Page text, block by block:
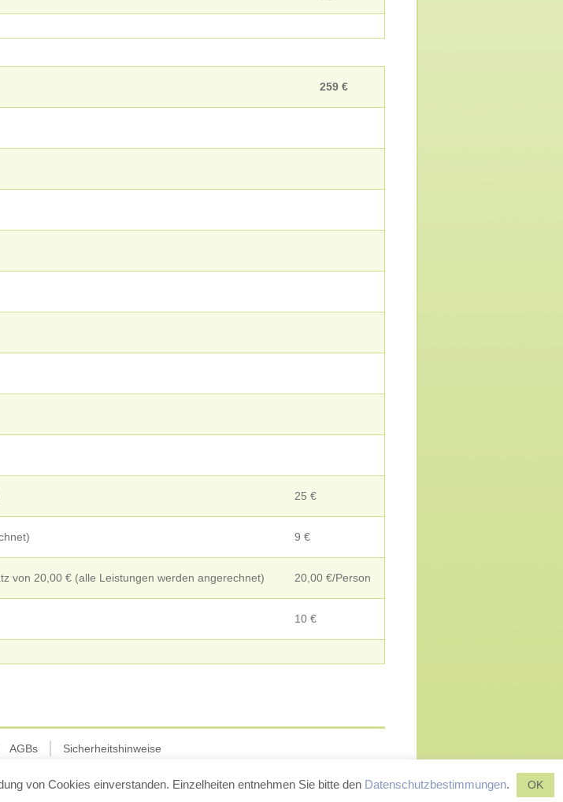
259 €
25 €
9 €
von 20,00 € (alle Leistungen werden angerechnet) 20,00 €/Person
10 €
AGBs Sicherheitshinweise
2024
von Cookies einverstanden. Einzelheiten entnehmen Sie bitte den Datenschutzbestimmungen. OK